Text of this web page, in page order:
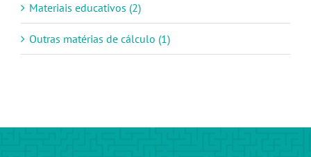
Materiais educativos (2)
Outras matérias de cálculo (1)